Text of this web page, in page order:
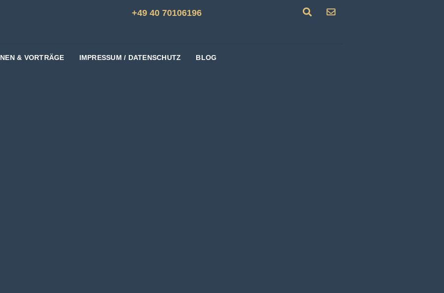
+49 40 70106196
& VORTRÄGE IMPRESSUM / DATENSCHUTZ BLOG